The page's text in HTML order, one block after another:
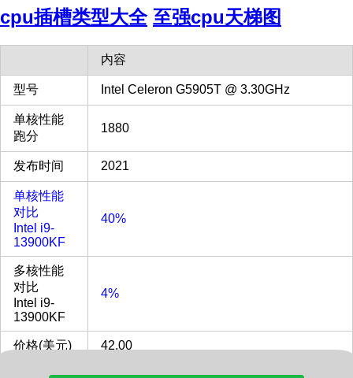
cpu插槽类型大全 至强cpu天梯图
内容
型号 Intel Celeron G5905T @ 3.30GHz
单核性能
跑分
1880
发布时间 2021
单核性能
对比
Intel i9-
13900KF
40%
多核性能
对比
Intel i9-
13900KF
4%
价格(美元) 42.00